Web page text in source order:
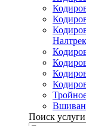
Поиск услуги